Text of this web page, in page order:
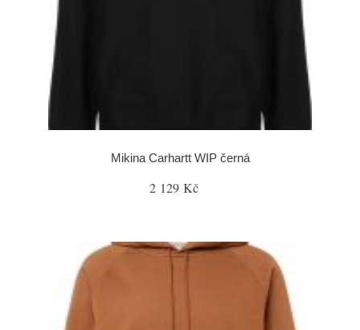
Mikina Carhartt WIP černá
2 129 Kč